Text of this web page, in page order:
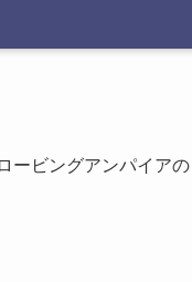
ービングアンパイアの